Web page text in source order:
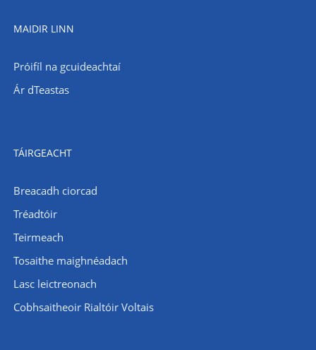
MAIDIR LINN
Próifíl na gcuideachtaí
Ár dTeastas
TÁIRGEACHT
Breacadh ciorcad
Tréadtóir
Teirmeach
Tosaithe maighnéadach
Lasc leictreonach
Cobhsaitheoir Rialtóir Voltais